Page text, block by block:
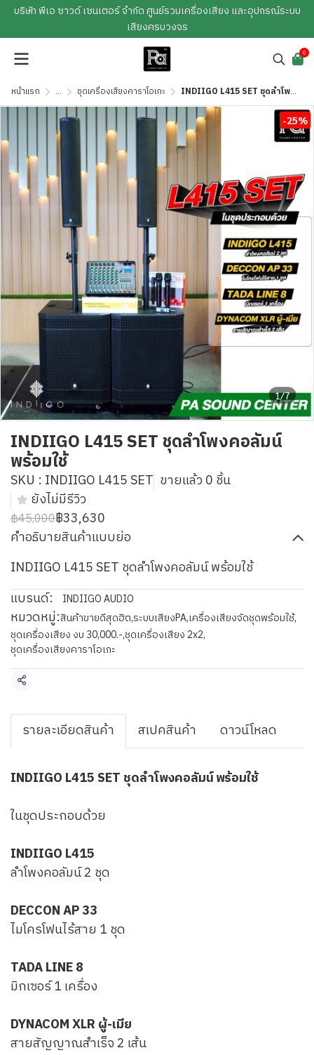
บริษัท พีเอ ซาวด์ เซนเตอร์ จำกัด ศูนย์รวมเครื่องเสียง และอุปกรณ์ระบบ
เสียงครบวงจร
0
หน้าแรก ... ชุดเครื่องเสียงคาราโอเกะ INDIIGO L415 SET ชุดลำโพงคอลัมน์ พร้อมใช้
1/7
-25%
INDIIGO L415 SET ชุดลำโพงคอลัมน์
พร้อมใช้
SKU : INDIIGO L415 SET ขายแล้ว 0 ชิ้น
ยังไม่มีรีวิว
฿45,000฿33,630
คำอธิบายสินค้าแบบย่อ
INDIIGO L415 SET ชุดลำโพงคอลัมน์ พร้อมใช้
แบรนด์:
INDIIGO AUDIO
หมวดหมู่:สินค้าขายดีสุดฮิต,ระบบเสียงPA,เครื่องเสียงจัดชุดพร้อมใช้,
ชุดเครื่องเสียง งบ 30,000.-,ชุดเครื่องเสียง 2x2,
ชุดเครื่องเสียงคาราโอเกะ
แชร์
รายละเอียดสินค้า สเปคสินค้า ดาวน์โหลด
INDIIGO L415 SET ชุดลำโพงคอลัมน์ พร้อมใช้
ในชุดประกอบด้วย
INDIIGO L415
ลำโพงคอลัมน์ 2 ชุด
DECCON AP 33
ไมโครโฟนไร้สาย 1 ชุด
TADA LINE 8
มิกเซอร์ 1 เครื่อง
DYNACOM XLR ผู้-เมีย
สายสัญญาณสำเร็จ 2 เส้น